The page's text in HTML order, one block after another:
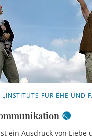
FÜR EHE UND
ein Ausdruck von Liebe